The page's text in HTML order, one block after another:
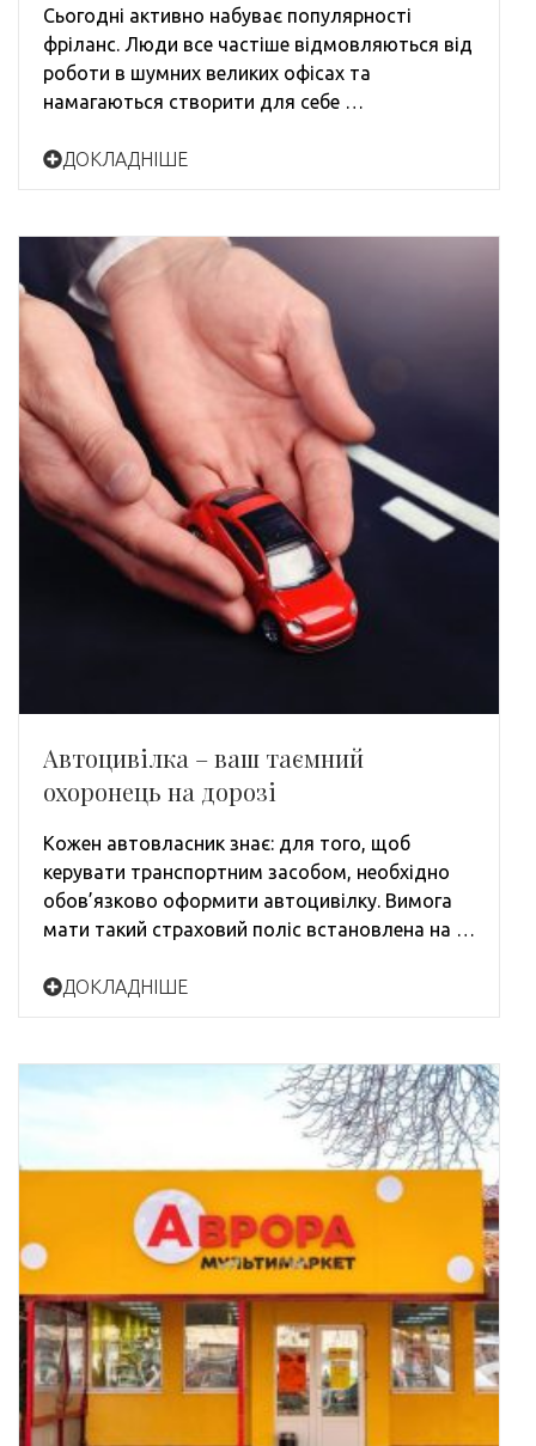
Сьогодні активно набуває популярності
фріланс. Люди все частіше відмовляються від
роботи в шумних великих офісах та
намагаються створити для себе …
ДОКЛАДНІШЕ
Автоцивілка – ваш таємний
охоронець на дорозі
Кожен автовласник знає: для того, щоб
керувати транспортним засобом, необхідно
обов’язково оформити автоцивілку. Вимога
мати такий страховий поліс встановлена на …
ДОКЛАДНІШЕ